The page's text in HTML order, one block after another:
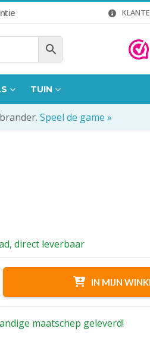
TUIN
Speel de game »
direct leverbaar
IN MIJN
maatschep geleverd!